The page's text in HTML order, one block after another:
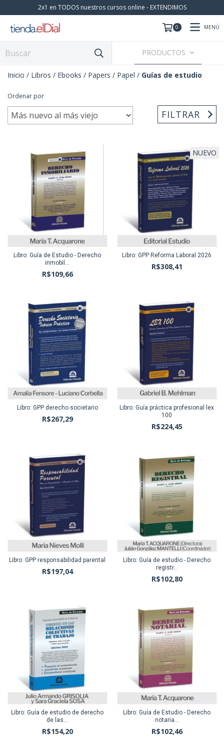
2x1 en TODOS nuestros cursos online - EXTENDIMOS
0 MENÚ
PRODUCTOS
Inicio / Libros / Ebooks / Papers / Papel / Guías de estudio
Ordenar por
FILTRAR
Libro: Guía de Estudio - Derecho
inmobil...
R$109,66
NUEVO
Libro: GPP Reforma Laboral 2026
R$308,41
Libro: GPP derecho societario
R$267,29
Libro: Guía práctica profesional lex
100
R$224,45
Libro: GPP responsabilidad parental
R$197,04
Libro: Guía de estudio - Derecho
registr...
R$102,80
Libro: Guía de estudio de derecho
de las...
R$154,20
Libro: Guía de Estudio - Derecho
notaria...
R$102,46